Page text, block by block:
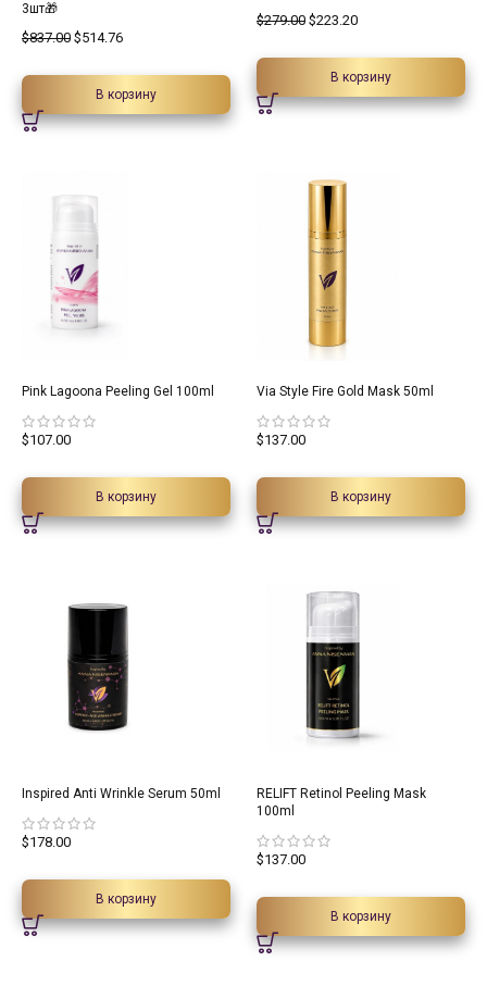
3шт🎁
$837.00 $514.76
В корзину
$279.00 $223.20
В корзину
Pink Lagoona Peeling Gel 100ml
$107.00
В корзину
Via Style Fire Gold Mask 50ml
$137.00
В корзину
Inspired Anti Wrinkle Serum 50ml
$178.00
В корзину
RELIFT Retinol Peeling Mask
100ml
$137.00
В корзину